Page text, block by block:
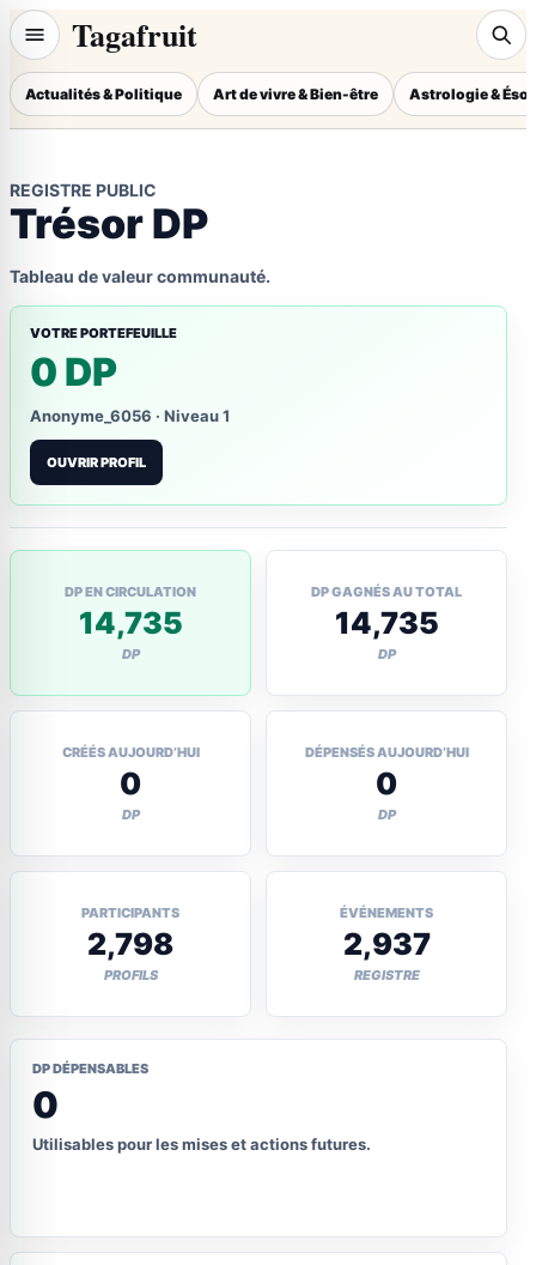
Tagafruit
Actualités & Politique Art de vivre & Bien-être Astrologie &
REGISTRE PUBLIC
Trésor DP
Tableau de valeur communauté.
VOTRE PORTEFEUILLE
0 DP
Anonyme_6056 · Niveau 1
OUVRIR PROFIL
DP EN CIRCULATION
14,735
DP
DP GAGNÉS AU TOTAL
14,735
DP
CRÉÉS AUJOURD’HUI
0
DP
DÉPENSÉS AUJOURD’HUI
0
DP
PARTICIPANTS
2,798
PROFILS
ÉVÉNEMENTS
2,937
REGISTRE
DP DÉPENSABLES
0
Utilisables pour les mises et actions futures.